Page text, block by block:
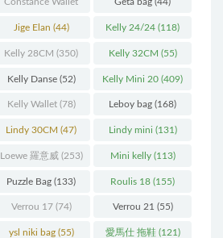
(60)
Jige Elan (44) Kelly 24/24 (118)
Kelly 28CM (350) Kelly 32CM (55)
Kelly Danse(52) Kelly Mini 20 (409)
Kelly Wallet(78) Leboy bag (168)
Lindy 30CM (47) Lindy mini (131)
Loewe 羅意威(253) Mini kelly(113)
Puzzle Bag (133) Roulis 18 (155)
Verrou 17(74) Verrou 21 (55)
ysl niki bag(55) 愛馬仕 拖鞋(121)